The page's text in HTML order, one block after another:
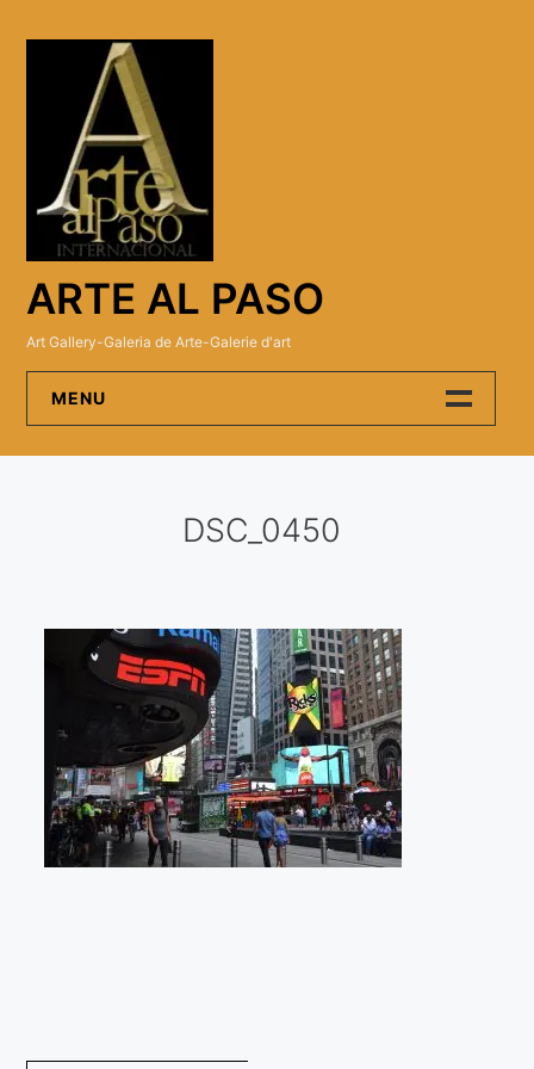
ARTE AL PASO
Art Gallery-Galeria de Arte-Galerie d'art
MENU
Visitas a los ateliers o talleres de artistas
Presse
Qué dicen de nosotros?
Aviso legal
Política de cookies
«Impressionnis-vous» Paris 2023
DSC_0450